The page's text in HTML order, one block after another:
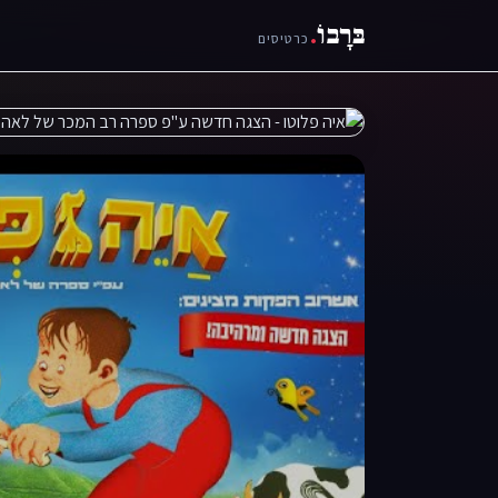
בּרָבוֹ. כרטיסים